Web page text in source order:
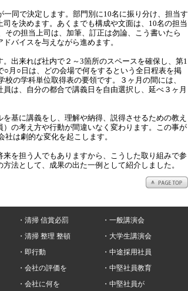
同で決定します。部門別に10名に振り分け、担当す
を決めます。あくまでも構成や文面は、10名の担当
の担当上司は、加筆、訂正は勿論、こう書いたら
バイスを与えながら進めます。
出来れば社内で２～3箇所のスペースを確保し、第1
月○日は、どの会場で何をするという全日程表を掲
の学科単位取得表の要領です。３ヶ月の間には、
は、自分の都合で講義日を自由選択し、延べ３ヶ月
基に講義をし、理解や納得、説得させるための教え
の考え方や行動が間違いなく変わります。この事が
は劇的な変化を起こします。
を担う人でもありますから、こうした取り組みで参
法として、成果の出た一例として紹介しました。
・清掃 信賞必罰 ・一般講演会
・清掃 整理 整頓 ・大学生講演会
・即行動 ・中途採用社員
・会社の評価を ・中堅社員教育
・会社に何を ・中堅社員が